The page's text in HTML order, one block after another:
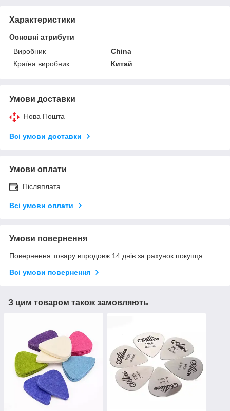
Характеристики
Основні атрибути
Виробник
China
Країна виробник
Китай
Умови доставки
Нова Пошта
Всі умови доставки
Умови оплати
Післяплата
Всі умови оплати
Умови повернення
Повернення товару впродовж 14 днів за рахунок покупця
Всі умови повернення
З цим товаром також замовляють